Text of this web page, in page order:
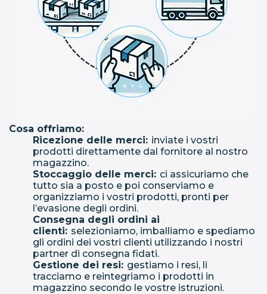
Cosa offriamo:
Ricezione delle merci: inviate i vostri
prodotti direttamente dal fornitore al nostro
magazzino.
Stoccaggio delle merci: ci assicuriamo che
tutto sia a posto e poi conserviamo e
organizziamo i vostri prodotti, pronti per
l’evasione degli ordini.
Consegna degli ordini ai
clienti: selezioniamo, imballiamo e spediamo
gli ordini dei vostri clienti utilizzando i nostri
partner di consegna fidati.
Gestione dei resi: gestiamo i resi, li
tracciamo e reintegriamo i prodotti in
magazzino secondo le vostre istruzioni.